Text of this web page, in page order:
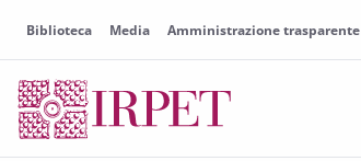
Biblioteca Media Amministrazione trasparente